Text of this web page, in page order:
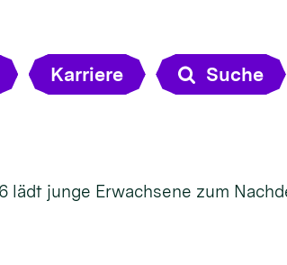
Karriere Suche
lädt junge Erwachsene zum